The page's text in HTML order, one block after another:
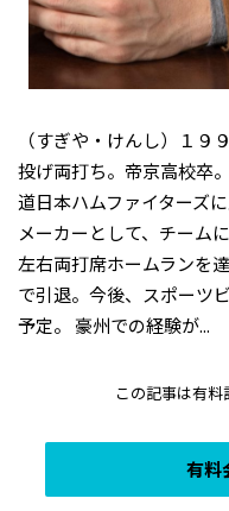
（すぎや・けんし）１９
投げ両打ち。帝京高校卒
道日本ハムファイターズ
メーカーとして、チーム
左右両打席ホームランを
で引退。今後、スポーツ
予定。 豪州での経験が...
この記事は有料
有料